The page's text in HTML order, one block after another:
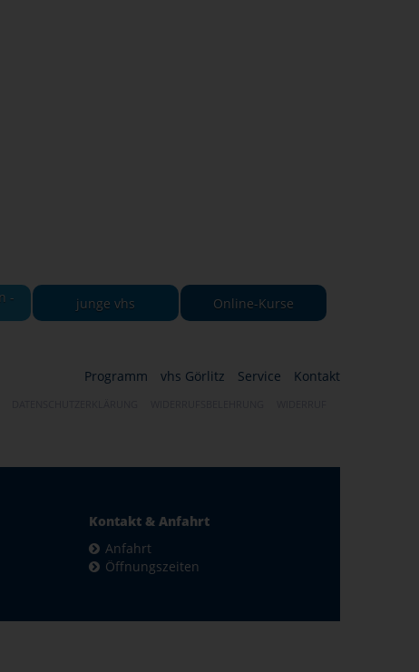
- junge vhs Online-Kurse
Programm vhs Görlitz Service Kontakt
Kontakt & Anfahrt
Anfahrt
Öffnungszeiten